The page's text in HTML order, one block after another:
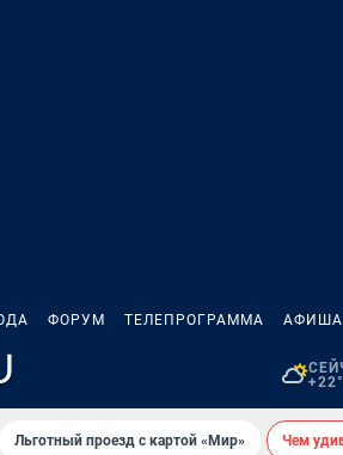
ФОРУМ ТЕЛЕПРОГРАММА АФИША
Льготный проезд с картой «Мир» Чем